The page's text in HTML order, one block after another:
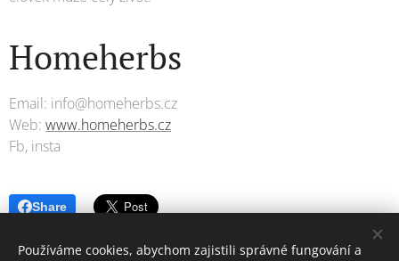
Homeherbs
Email: info@homeherbs.cz
Web: www.homeherbs.cz
Fb, insta
Share
Používáme cookies, abychom zajistili správné fungování a